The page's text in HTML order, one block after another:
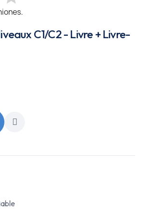
C1/C2 - Livre + Livre-